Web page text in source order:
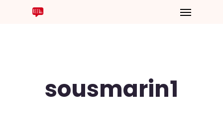
sousmarin1